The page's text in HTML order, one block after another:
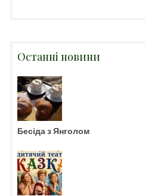
Останні новини
Бесіда з Янголом